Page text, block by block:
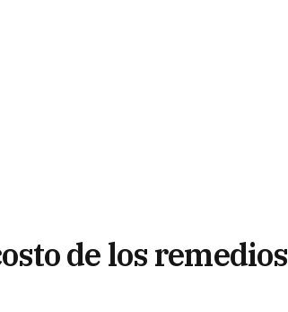
de los remedios